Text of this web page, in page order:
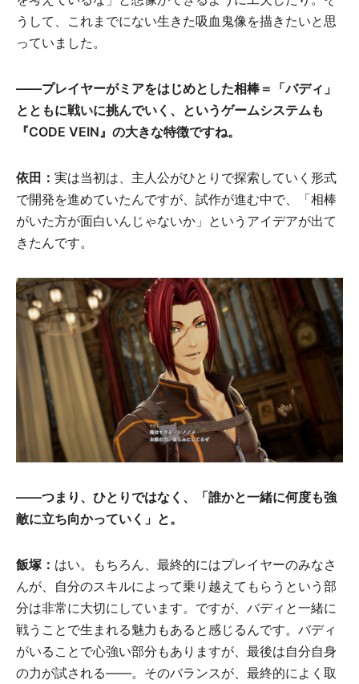
うして、これまでにない生きた吸血鬼像を描きたいと思
っていました。
――プレイヤーがミアをはじめとした相棒＝「バディ」
とともに戦いに挑んでいく、というゲームシステムも
『CODE VEIN』の大きな特徴ですね。
依田： 実は当初は、主人公がひとりで探索していく形式
で開発を進めていたんですが、試作が進む中で、「相棒
がいた方が面白いんじゃないか」というアイデアが出て
きたんです。
――つまり、ひとりではなく、「誰かと一緒に何度も強
敵に立ち向かっていく」と。
飯塚： はい。もちろん、最終的にはプレイヤーのみなさ
んが、自分のスキルによって乗り越えてもらうという部
分は非常に大切にしています。ですが、バディと一緒に
戦うことで生まれる魅力もあると感じるんです。バディ
がいることで心強い部分もありますが、最後は自分自身
の力が試される――。そのバランスが、最終的によく取